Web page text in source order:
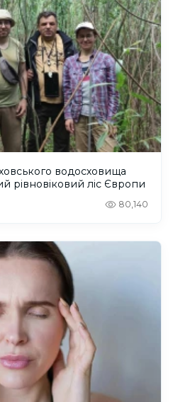
водосховища
рівновіковий ліс Європи
80,140